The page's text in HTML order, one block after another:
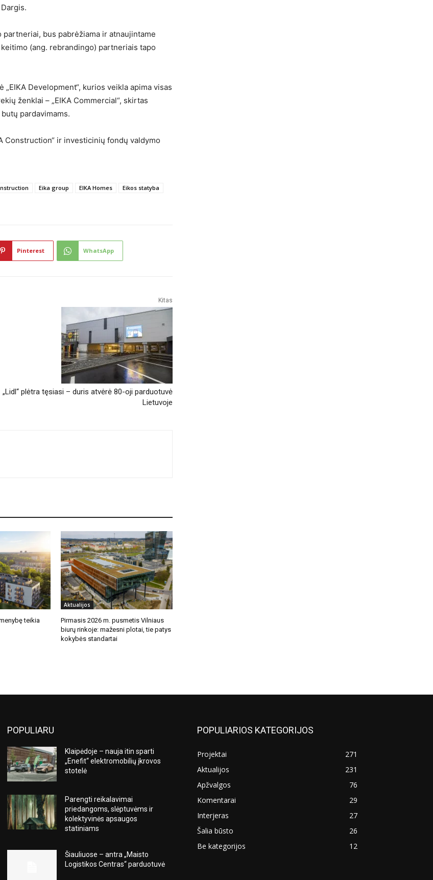
partneriai, bus pabrėžiama ir atnaujintame
(ang. rebrandingo) partneriais tapo
Development“, kurios veikla apima visas
ženklai – „EIKA Commercial“, skirtas
pardavimams.
Construction“ ir investicinių fondų valdymo
Eika group EIKA Homes
Eikos statyba
Pinterest WhatsApp
Kitas
„Lidl“ plėtra tęsiasi – duris atvėrė 80-oji parduotuvė
Lietuvoje
teikia
Aktualijos
Pirmasis 2026 m. pusmetis Vilniaus
biurų rinkoje: mažesni plotai, tie patys
kokybės standartai
POPULIARU
Klaipėdoje – nauja itin sparti
„Enefit“ elektromobilių įkrovos
stotelė
Parengti reikalavimai
priedangoms, slėptuvėms ir
kolektyvinės apsaugos
statiniams
Šiauliuose – antra „Maisto
Logistikos Centras“ parduotuvė
POPULIARIOS KATEGORIJOS
Projektai
271
Aktualijos
231
Apžvalgos
76
Komentarai
29
Interjeras
27
Šalia būsto
26
Be kategorijos
12